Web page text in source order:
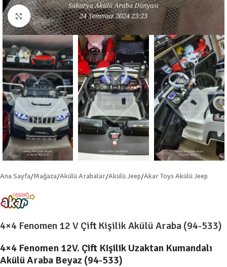
Resmi büyüt
Ana Sayfa/Mağaza/Akülü Arabalar/Akülü Jeep/Akar Toys Akülü Jeep
4×4 Fenomen 12 V Çift Kişilik Akülü Araba (94-533)
4×4 Fenomen 12V. Çift Kişilik Uzaktan Kumandalı
Akülü Araba Beyaz (94-533)